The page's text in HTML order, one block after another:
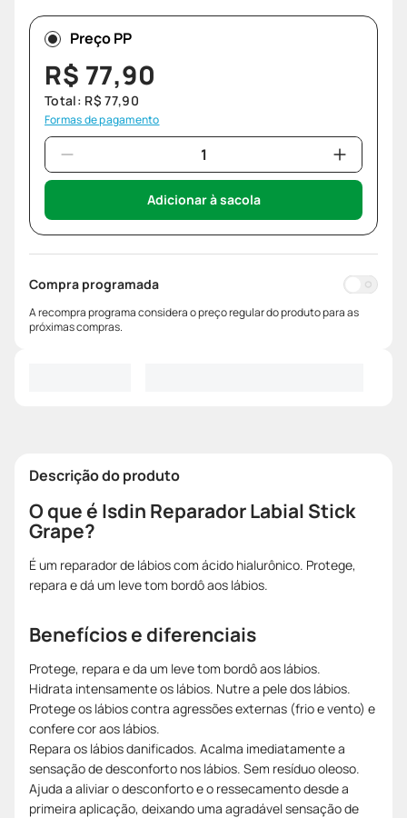
Preço PP
R$ 77,90
Total: R$ 77,90
Formas de pagamento
Adicionar à sacola
Compra programada
A recompra programa considera o preço regular do produto para as
próximas compras.
Descrição do produto
O que é Isdin Reparador Labial Stick
Grape?
É um reparador de lábios com ácido hialurônico. Protege,
repara e dá um leve tom bordô aos lábios.
Benefícios e diferenciais
Protege, repara e da um leve tom bordô aos lábios.
Hidrata intensamente os lábios. Nutre a pele dos lábios.
Protege os lábios contra agressões externas (frio e vento) e
confere cor aos lábios.
Repara os lábios danificados. Acalma imediatamente a
sensação de desconforto nos lábios. Sem resíduo oleoso.
Ajuda a aliviar o desconforto e o ressecamento desde a
primeira aplicação, deixando uma agradável sensação de